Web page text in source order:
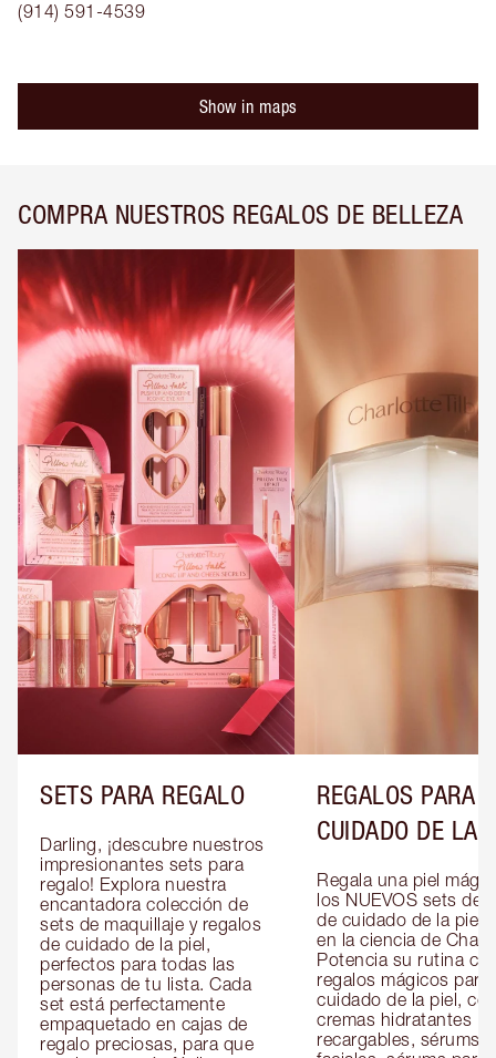
(914) 591-4539
Show in maps
COMPRA NUESTROS REGALOS DE BELLEZA
SETS PARA REGALO
Darling, ¡descubre nuestros
impresionantes sets para
regalo! Explora nuestra
encantadora colección de
sets de maquillaje y regalos
de cuidado de la piel,
perfectos para todas las
personas de tu lista. Cada
set está perfectamente
empaquetado en cajas de
regalo preciosas, para que
REGALOS PARA
CUIDADO DE LA
Regala una piel
los NUEVOS sets de
de cuidado de la piel
en la ciencia de
Potencia su rutina
regalos mágicos para
cuidado de la piel,
cremas hidratantes
recargables, sérums